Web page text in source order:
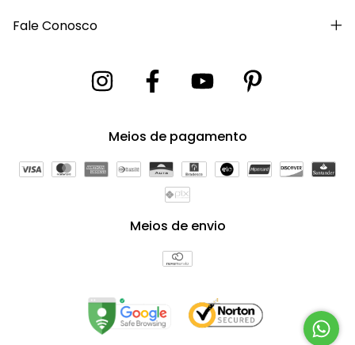
Fale Conosco
Meios de pagamento
Meios de envio